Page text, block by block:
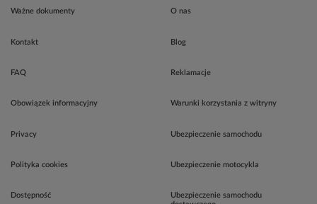
Ważne dokumenty
Kontakt
FAQ
Obowiązek informacyjny
Privacy
Polityka cookies
Dostępność
O nas
Blog
Reklamacje
Warunki korzystania z witryny
Ubezpieczenie samochodu
Ubezpieczenie motocykla
Ubezpieczenie samochodu